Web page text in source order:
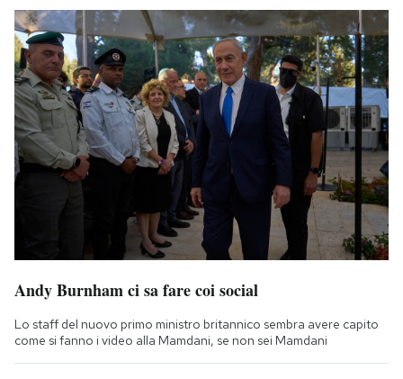
Andy Burnham ci sa fare coi social
Lo staff del nuovo primo ministro britannico sembra avere capito
come si fanno i video alla Mamdani, se non sei Mamdani